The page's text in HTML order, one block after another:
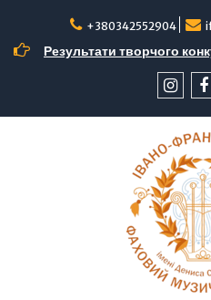
вмісту
+380342552904
Результати творчого